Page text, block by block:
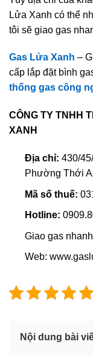
Lửa Xanh có thể
tôi sẽ giao gas
Gas Lửa Xanh –
cấp lắp đặt bình
thống gas công
CÔNG TY TNHH
XANH
Địa chỉ: 430/
Phường Thới
Mã số thuế:
Hotline:
Giao gas
Web:
Nội dung bài